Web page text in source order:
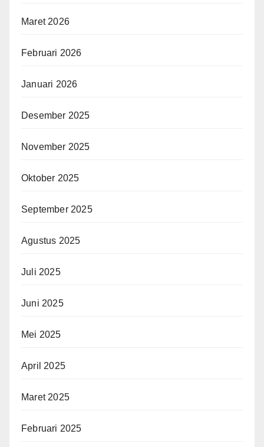
Maret 2026
Februari 2026
Januari 2026
Desember 2025
November 2025
Oktober 2025
September 2025
Agustus 2025
Juli 2025
Juni 2025
Mei 2025
April 2025
Maret 2025
Februari 2025